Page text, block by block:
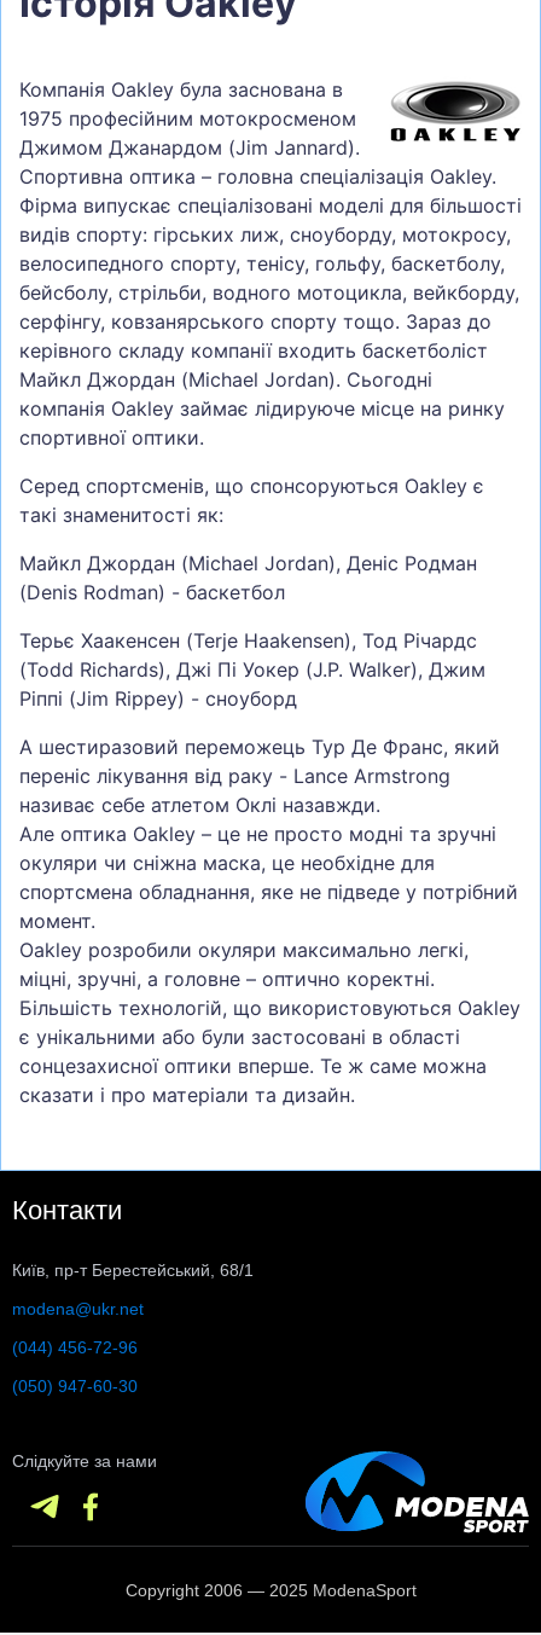
Компанія Oakley була заснована в
1975 професійним мотокросменом
Джимом Джанардом (Jim Jannard).
Спортивна оптика – головна спеціалізація Oakley.
Фірма випускає спеціалізовані моделі для більшості
видів спорту: гірських лиж, сноуборду, мотокросу,
велосипедного спорту, тенісу, гольфу, баскетболу,
бейсболу, стрільби, водного мотоцикла, вейкборду,
серфінгу, ковзанярського спорту тощо. Зараз до
керівного складу компанії входить баскетболіст
Майкл Джордан (Michael Jordan). Сьогодні
компанія Oakley займає лідируюче місце на ринку
спортивної оптики.
Серед спортсменів, що спонсоруються Oakley є
такі знаменитості як:
Майкл Джордан (Michael Jordan), Деніс Родман
(Denis Rodman) - баскетбол
Терьє Хаакенсен (Terje Haakensen), Тод Річардс
(Todd Richards), Джі Пі Уокер (J.P. Walker), Джим
Ріппі (Jim Rippey) - сноуборд
А шестиразовий переможець Тур Де Франс, який
переніс лікування від раку - Lance Armstrong
називає себе атлетом Оклі назавжди.
Але оптика Oakley – це не просто модні та зручні
окуляри чи сніжна маска, це необхідне для
спортсмена обладнання, яке не підведе у потрібний
момент.
Oakley розробили окуляри максимально легкі,
міцні, зручні, а головне – оптично коректні.
Більшість технологій, що використовуються Oakley
є унікальними або були застосовані в області
сонцезахисної оптики вперше. Те ж саме можна
сказати і про матеріали та дизайн.
Контакти
Київ, пр-т Берестейський, 68/1
modena@ukr.net
(044) 456-72-96
(050) 947-60-30
Слідкуйте за нами
Copyright 2006 — 2025 ModenaSport